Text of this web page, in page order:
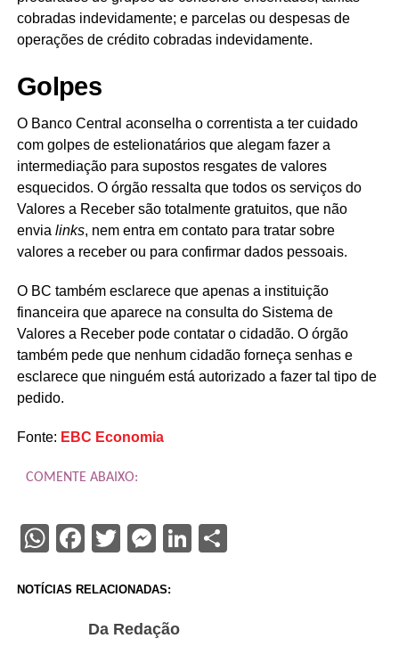
cobradas indevidamente; e parcelas ou despesas de
operações de crédito cobradas indevidamente.
Golpes
O Banco Central aconselha o correntista a ter cuidado
com golpes de estelionatários que alegam fazer a
intermediação para supostos resgates de valores
esquecidos. O órgão ressalta que todos os serviços do
Valores a Receber são totalmente gratuitos, que não
envia links, nem entra em contato para tratar sobre
valores a receber ou para confirmar dados pessoais.
O BC também esclarece que apenas a instituição
financeira que aparece na consulta do Sistema de
Valores a Receber pode contatar o cidadão. O órgão
também pede que nenhum cidadão forneça senhas e
esclarece que ninguém está autorizado a fazer tal tipo de
pedido.
Fonte: EBC Economia
COMENTE ABAIXO:
WhatsApp
Facebook
Twitter
Messenger
LinkedIn
Share
NOTÍCIAS RELACIONADAS:
Da Redação